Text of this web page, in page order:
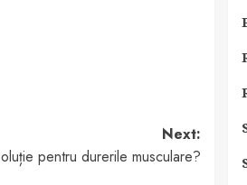
Next:
pentru durerile musculare?